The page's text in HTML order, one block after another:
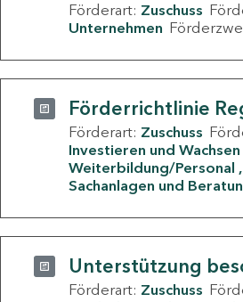
Förderart: Zuschuss
Unternehmen
Förderrichtlinie
Förderart: Zuschuss
Investieren und Wachsen
Weiterbildung/Personal
Sachanlagen und
Unterstützung
Förderart: Zuschuss